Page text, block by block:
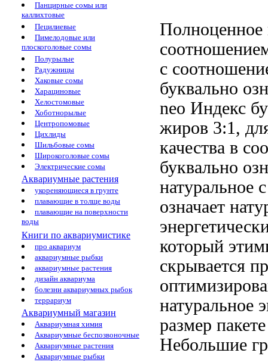
Панцирные сомы или
каллихтовые
Пецилиевые
Пимелодовые или
плоскоголовые сомы
Полурылые
Радужницы
Хаковые сомы
Харациновые
Хелостомовые
Хоботнорылые
Центропомовые
Цихлиды
Шильбовые сомы
Широкоголовые сомы
Электрические сомы
Аквариумные растения
укореняющиеся в грунте
плавающие в толще воды
плавающие на поверхности
воды
Книги по аквариумистике
про аквариум
аквариумные рыбки
аквариумные растения
дизайн аквариума
болезни аквариумных рыбок
террариум
Аквариумный магазин
Аквариумная химия
Аквариумные беспозвоночные
Аквариумные растения
Аквариумные рыбки
Полноценное
с
буквально
neo Индекс
жиров 3:1,
качества в
буквально
натуральное
означает
который
скрывается
натуральное
размер
Небольшие